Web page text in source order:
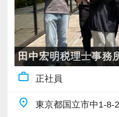
【現役スタッフの声】
百貨店の美容部員から未
新しいことにチャレンジ
識を身につけたいという
【各種社会保険完備、ユ
り】
社会保険等の一般的な福
当も充実。
税務能力検定等の資格検
る「合格手当」、社員に
す。
社員と同じように実務経
会計の知識を得られるよ
チリです。
【先輩スタッフのサポー
踏んでステップアップで
ています。あなたの成長
バリバリ働いて活躍した
これからますます成長し
で、一緒に成長していき
【ご紹介が多い安定企業
私達は「税務のプロフェ
ジメント業務にも挑戦で
験・知識を活かしなが
でキャリアアップをしま
【対象業種100種以上！
強い税理士法人です】
創業以来17年連続増収増
上、全国6拠点で安定的
田中宏明税理士事務
work_outline 正社員
place 東京都国立市中1-8-